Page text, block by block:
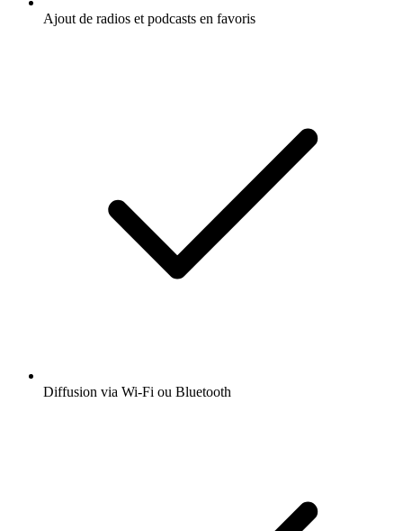
Ajout de radios et podcasts en favoris
Diffusion via Wi-Fi ou Bluetooth